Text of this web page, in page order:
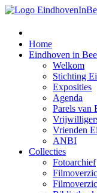
Home
Eindhoven in
Welkom
Stichting
Exposities
Agenda
Parels van
Vrienden
ANBI
Collecties
Fotoarchief